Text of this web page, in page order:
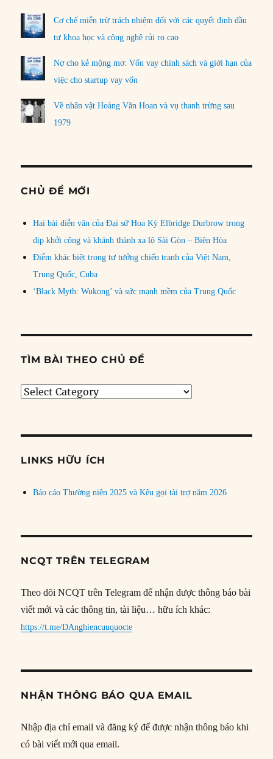
Cơ chế miễn trừ trách nhiệm đối với các quyết định đầu
tư khoa học và công nghệ rủi ro cao
Nợ cho kẻ mộng mơ: Vốn vay chính sách và giới hạn của
việc cho startup vay vốn
Về nhân vật Hoàng Văn Hoan và vụ thanh trừng sau
1979
CHỦ ĐỀ MỚI
Hai bài diễn văn của Đại sứ Hoa Kỳ Elbridge Durbrow trong
dịp khởi công và khánh thành xa lộ Sài Gòn – Biên Hòa
Điểm khác biệt trong tư tưởng chiến tranh của Việt Nam,
Trung Quốc, Cuba
‘Black Myth: Wukong’ và sức mạnh mềm của Trung Quốc
TÌM BÀI THEO CHỦ ĐỀ
Tìm
đề
LINKS HỮU ÍCH
Báo cáo Thường niên 2025 và Kêu gọi tài trợ năm 2026
NCQT TRÊN TELEGRAM
Theo dõi NCQT trên Telegram để nhận được thông báo bài
viết mới và các thông tin, tài liệu… hữu ích khác:
https://t.me/DAnghiencuuquocte
NHẬN THÔNG BÁO QUA EMAIL
Nhập địa chỉ email và đăng ký để được nhận thông báo khi
có bài viết mới qua email.